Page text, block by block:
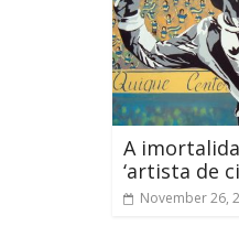
A
‘artista de
November 26,